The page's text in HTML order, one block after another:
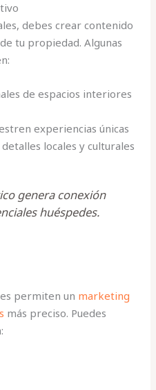
debes crear contenido
tu propiedad. Algunas
de espacios interiores
experiencias únicas
locales y culturales
genera conexión
huéspedes.
permiten un marketing
más preciso. Puedes